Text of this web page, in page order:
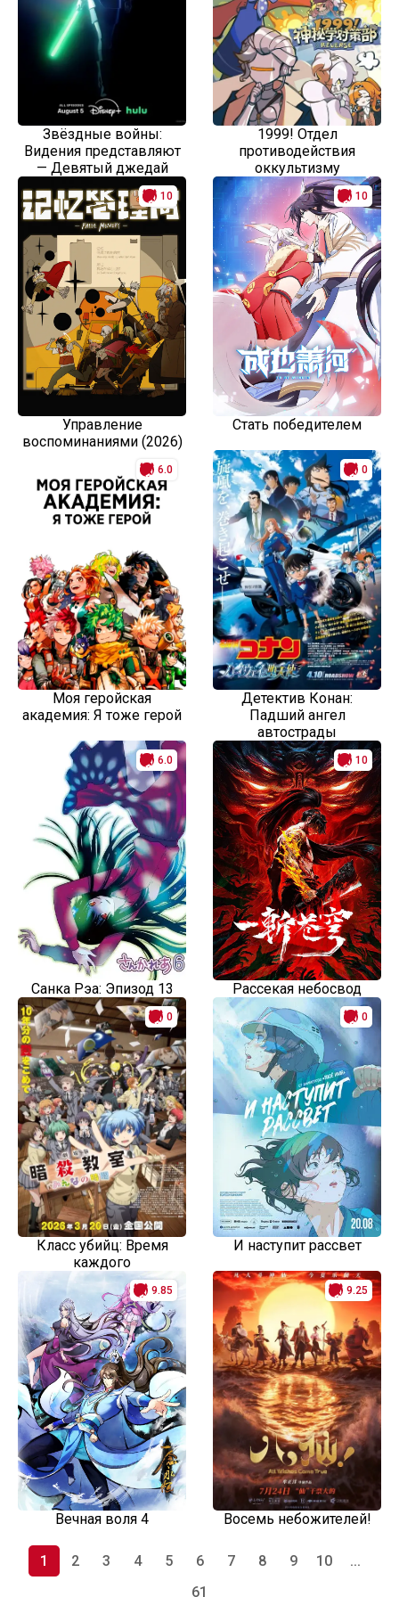
Звёздные войны:
Видения представляют
— Девятый джедай
1999! Отдел
противодействия
оккультизму
10
Управление
воспоминаниями (2026)
10
Стать победителем
6.0
Моя геройская
академия: Я тоже герой
0
Детектив Конан:
Падший ангел
автострады
6.0
Санка Рэа: Эпизод 13
10
Рассекая небосвод
0
Класс убийц: Время
каждого
0
И наступит рассвет
9.85
Вечная воля 4
9.25
Восемь небожителей!
1 2 3 4 5 6 7 8 9 10
...
61